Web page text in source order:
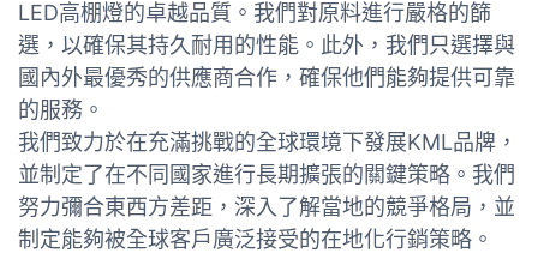
LED高棚燈的卓越品質。我們對原料進行嚴格的篩
選，以確保其持久耐用的性能。此外，我們只選擇與
國內外最優秀的供應商合作，確保他們能夠提供可靠
的服務。
我們致力於在充滿挑戰的全球環境下發展KML品牌，
並制定了在不同國家進行長期擴張的關鍵策略。我們
努力彌合東西方差距，深入了解當地的競爭格局，並
制定能夠被全球客戶廣泛接受的在地化行銷策略。